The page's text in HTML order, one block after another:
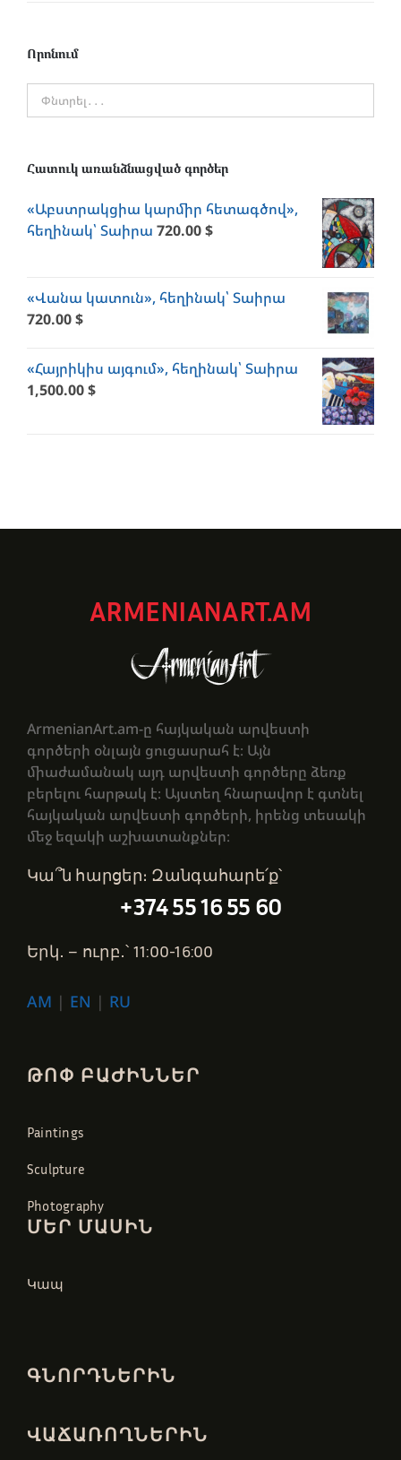
Որոնում
Հատուկ առանձնացված գործեր
«Աբստրակցիա կարմիր հետագծով»,
հեղինակ՝ Տաիրա 720.00$
«Վանա կատուն», հեղինակ՝ Տաիրա
720.00$
«Հայրիկիս այգում», հեղինակ՝ Տաիրա
1,500.00$
ARMENIANART.AM
ArmenianArt.am-ը հայկական արվեստի
գործերի օնլայն ցուցասրահ է։ Այն
միաժամանակ այդ արվեստի գործերը ձեռք
բերելու հարթակ է։ Այստեղ հնարավոր է գտնել
հայկական արվեստի գործերի, իրենց տեսակի
մեջ եզակի աշխատանքներ։
Կա՞ն հարցեր։ Զանգահարե՛ք՝
+374 55 16 55 60
Երկ․ – ուրբ․՝ 11:00-16:00
AM | EN | RU
ԹՈՓ ԲԱԺԻՆՆԵՐ
Paintings
Sculpture
Photography
ՄԵՐ ՄԱՍԻՆ
Կապ
ԳՆՈՐԴՆԵՐԻՆ
ՎԱՃԱՌՈՂՆԵՐԻՆ